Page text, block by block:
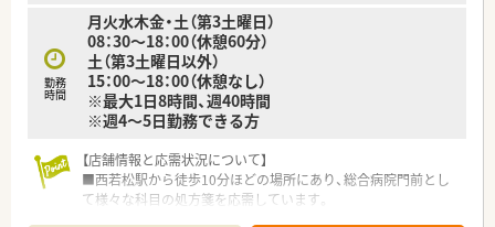
勤務
時間
月火水木金・土（第3土曜日）
08：30～18：00（休憩60分）
土（第3土曜日以外）
15：00～18：00（休憩なし）
※最大1日8時間、週40時間
※週4～5日勤務できる方
【店舗情報と応需状況について】
■西若松駅から徒歩10分ほどの場所にあり、総合病院門前とし
て様々な科目の処方箋を応需しています。